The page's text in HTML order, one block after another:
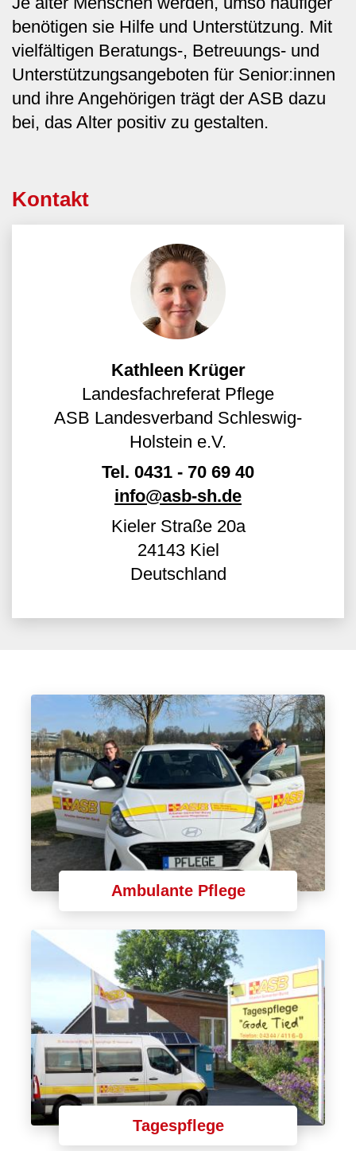
benötigen sie Hilfe und Unterstützung. Mit
vielfältigen Beratungs-, Betreuungs- und
Unterstützungsangeboten für Senior:innen
und ihre Angehörigen trägt der ASB dazu
bei, das Alter positiv zu gestalten.
Kontakt
Kathleen Krüger
Landesfachreferat Pflege
ASB Landesverband Schleswig-
Holstein e.V.
Tel. 0431 - 70 69 40
info@asb-sh.de
Kieler Straße 20a
24143 Kiel
Deutschland
Ambulante Pflege
Tagespflege